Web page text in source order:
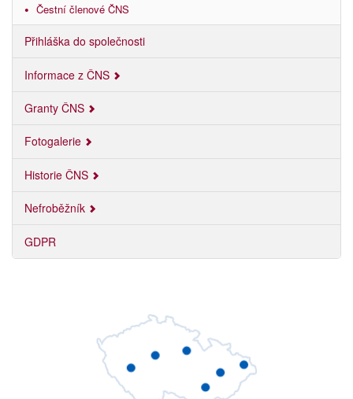
Čestní členové ČNS
Přihláška do společnosti
Informace z ČNS
Granty ČNS
Fotogalerie
Historie ČNS
Nefroběžník
GDPR